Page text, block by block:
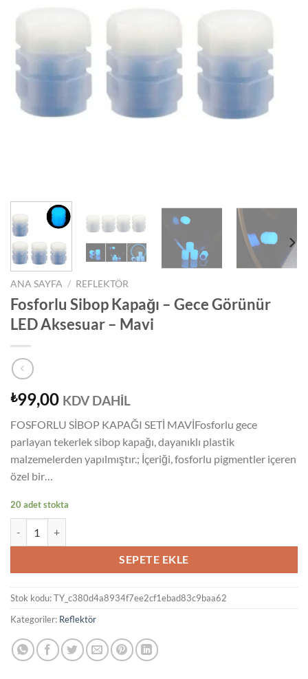
ANA SAYFA / REFLEKTÖR
Fosforlu Sibop Kapağı – Gece Görünür
LED Aksesuar – Mavi
₺99,00 KDV DAHİL
FOSFORLU SİBOP KAPAĞI SETİ MAVİFosforlu gece
parlayan tekerlek sibop kapağı, dayanıklı plastik
malzemelerden yapılmıştır.; İçeriği, fosforlu pigmentler içeren
özel bir…
20 adet stokta
SEPETE EKLE
Stok kodu:TY_c380d4a8934f7ee2cf1ebad83c9baa62
Kategoriler: Reflektör